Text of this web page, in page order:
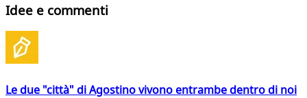
Idee e commenti
Le due "città" di Agostino vivono entrambe dentro di noi